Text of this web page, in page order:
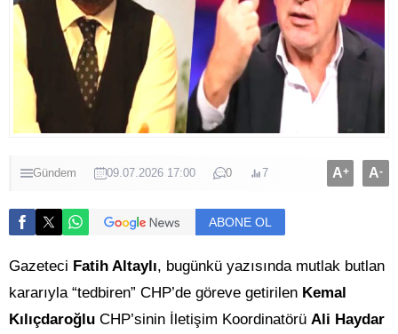
Gündem 09.07.2026 17:00 0 7 A+ A-
ABONE OL
Gazeteci Fatih Altaylı, bugünkü yazısında mutlak butlan
kararıyla “tedbiren” CHP’de göreve getirilen Kemal
Kılıçdaroğlu CHP’sinin İletişim Koordinatörü Ali Haydar